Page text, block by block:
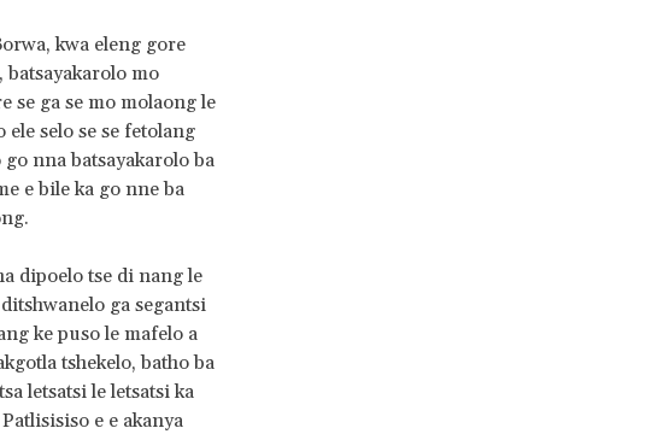
kwa eleng gore
mo
se ga se mo molaong le
selo se se fetolang
nna batsayakarolo ba
e bile ka go nne ba
dipoelo tse di nang le
ga segantsi
ke puso le mafelo a
tshekelo, batho ba
letsatsi le letsatsi ka
e e akanya